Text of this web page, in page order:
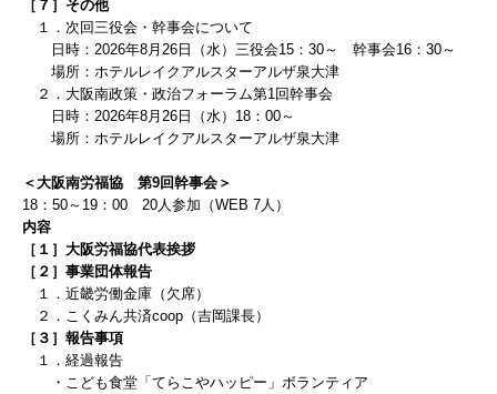
［７］ その他
１． 次回三役会・幹事会について
日時： 2026年8 月26日（水）三役会15：30～ 幹事会16：30～
場所：ホテルレイクアルスターアルザ泉大津
２．大阪南政策・政治フォーラム第1回幹事会
日時： 2026年8 月26日（水）18：00～
場所： ホテルレイクアルスターアルザ泉大津
＜大阪南労福協 第9回幹事会＞
18：50～19：00 20人参加（WEB 7人）
内容
［１］大阪労福協代表挨拶
［２］事業団体報告
１．近畿労働金庫 （欠席）
２．こくみん共済coop（吉岡課長）
［３］報告事項
１．経過報告
・こども食堂「てらこやハッピー」ボランティア